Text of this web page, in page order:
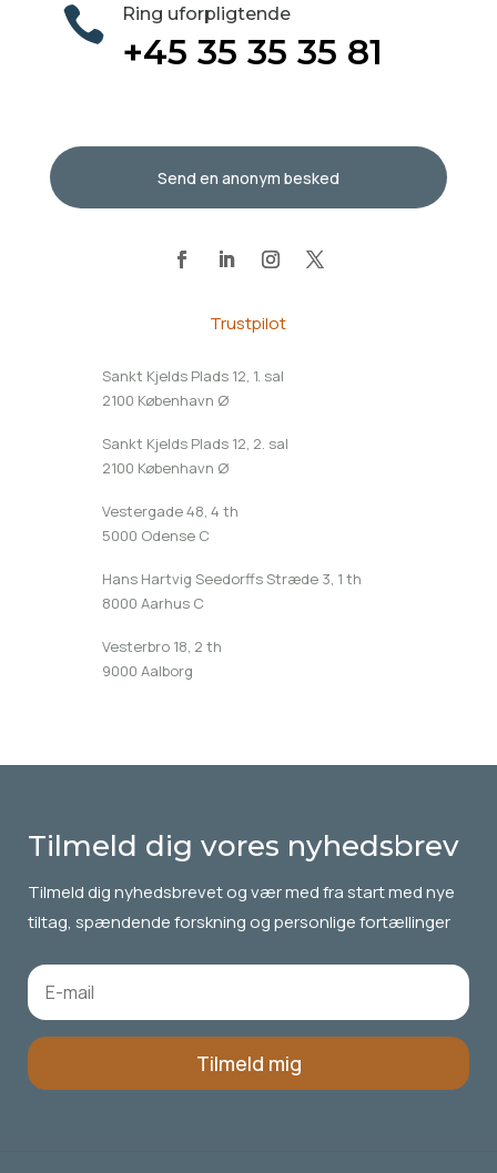
 Ring uforpligtende
+45 35 35 35 81
Send en anonym besked
Trustpilot
Sankt Kjelds Plads 12, 1. sal
2100 København Ø
Sankt Kjelds Plads 12, 2. sal
2100 København Ø
Vestergade 48, 4 th
5000 Odense C
Hans Hartvig Seedorffs Stræde 3, 1 th
8000 Aarhus C
Vesterbro 18, 2 th
9000 Aalborg
Tilmeld dig vores nyhedsbrev
Tilmeld dignyhedsbrevetog vær med fra start med nye
tiltag, spændende forskning og personlige fortællinger
Tilmeld mig